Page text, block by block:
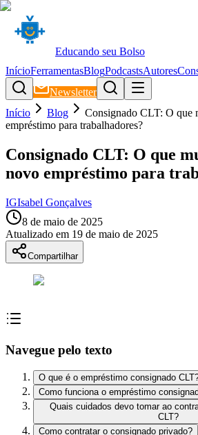
Educando seu Bolso
InícioFerramentasBlogPodcastsAutores
Newsletter
Início
Blog
Consignado CLT: O que
empréstimo para trabalhadores?
Consignado CLT: O que
novo empréstimo para
IGIsabel Gonçalves
8 de maio de 2025
Atualizado em 19 de maio de 2025
Compartilhar
Navegue pelo texto
O que é o empréstimo consignado
Como funciona o empréstimo
Quais cuidados devo tomar ao
CLT?
Como contratar o consignado privado?